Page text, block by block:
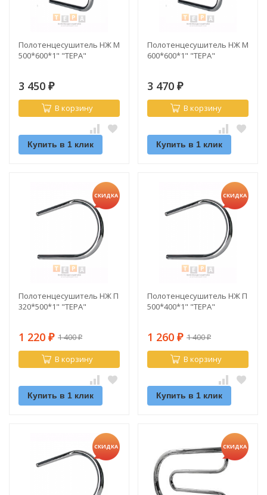
Полотенцесушитель НЖ М
500*600*1" "ТЕРА"
3 450 ₽
В корзину
Купить в 1 клик
Полотенцесушитель НЖ М
600*600*1" "ТЕРА"
3 470 ₽
В корзину
Купить в 1 клик
СКИДКА
Полотенцесушитель НЖ П
320*500*1" "ТЕРА"
1 220 ₽ 1 400₽
В корзину
Купить в 1 клик
СКИДКА
Полотенцесушитель НЖ П
500*400*1" "ТЕРА"
1 260 ₽ 1 400₽
В корзину
Купить в 1 клик
СКИДКА СКИДКА